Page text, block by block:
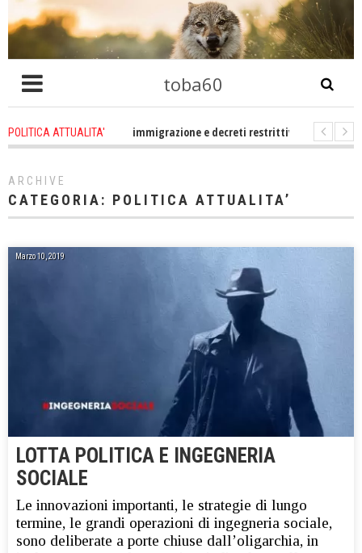
toba60
POLITICA ATTUALITA'
che problema immigrazione e decreti restrittivi della libertà sociale
ARCHIVE
CATEGORIA: POLITICA ATTUALITA’
Marzo 10, 2019
LOTTA POLITICA E INGEGNERIA
SOCIALE
Le innovazioni importanti, le strategie di lungo
termine, le grandi operazioni di ingegneria sociale,
sono deliberate a porte chiuse dall’oligarchia, in